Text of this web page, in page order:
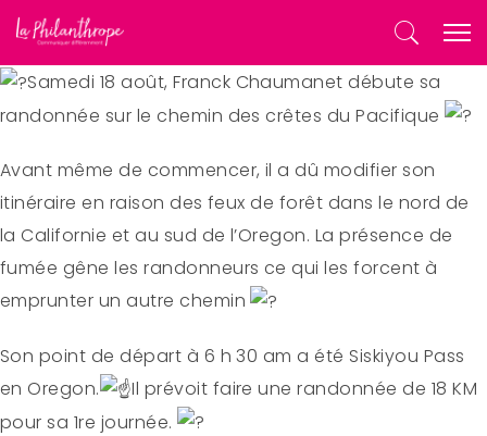
Samedi 18 août, Franck Chaumanet débute sa
randonnée sur le chemin des crêtes du Pacifique
Avant même de commencer, il a dû modifier son
itinéraire en raison des feux de forêt dans le nord de
la Californie et au sud de l’Oregon. La présence de
fumée gêne les randonneurs ce qui les forcent à
emprunter un autre chemin
Son point de départ à 6 h 30 am a été Siskiyou Pass
en Oregon.
Il prévoit faire une randonnée de 18 KM
pour sa 1re journée.